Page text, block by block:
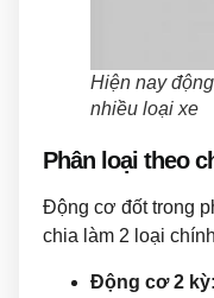
Hiện nay
nhiều loại xe
Phân loại theo
Động cơ đốt trong
chia làm 2 loại
Động cơ 2 kỳ: